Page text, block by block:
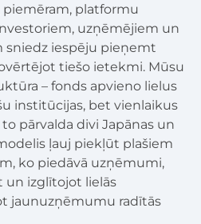
platformu
uzņēmējiem un
iespēju pieņemt
tiešo ietekmi. Mūsu
– fonds apvieno lielus
institūcijas, bet vienlaikus
pārvalda divi Japānas un
ļauj piekļūt plašiem
ko piedāvā uzņēmumi,
un izglītojot lielās
jaunuzņēmumu radītās